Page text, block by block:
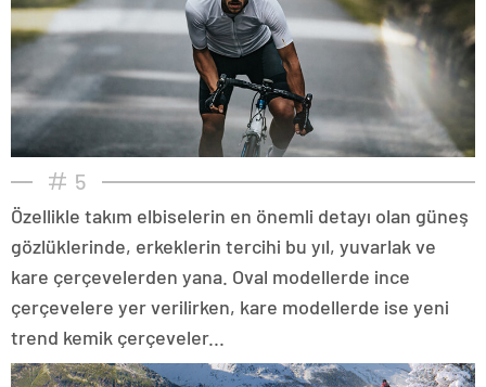
5
Özellikle takım elbiselerin en önemli detayı olan güneş
gözlüklerinde, erkeklerin tercihi bu yıl, yuvarlak ve
kare çerçevelerden yana. Oval modellerde ince
çerçevelere yer verilirken, kare modellerde ise yeni
trend kemik çerçeveler...